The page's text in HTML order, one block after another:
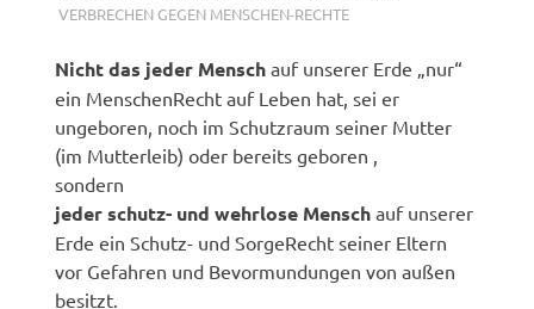
VERBRECHEN GEGEN MENSCHEN-RECHTE
Nicht das jeder Menschauf unserer Erde „nur“
ein MenschenRecht auf Leben hat, sei er
ungeboren, noch im Schutzraum seiner Mutter
(im Mutterleib) oder bereits geboren ,
sondern
jeder schutz- und wehrlose Mensch auf unserer
Erde ein Schutz- und SorgeRecht seiner Eltern
vor Gefahren und Bevormundungen von außen
besitzt.